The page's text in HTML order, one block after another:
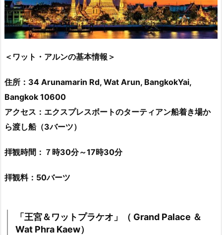
＜ワット・アルンの基本情報＞
住所：34 Arunamarin Rd, Wat Arun, BangkokYai,
Bangkok 10600
アクセス：エクスプレスボートのターティアン船着き場か
ら渡し船（3バーツ）
拝観時間：７時30分～17時30分
拝観料：50バーツ
「王宮＆ワットプラケオ」（ Grand Palace ＆
Wat Phra Kaew）